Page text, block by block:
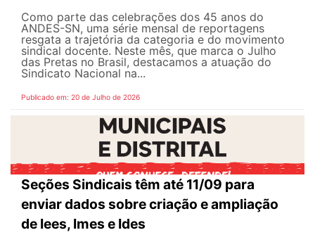
Como parte das celebrações dos 45 anos do
ANDES-SN, uma série mensal de reportagens
resgata a trajetória da categoria e do movimento
sindical docente. Neste mês, que marca o Julho
das Pretas no Brasil, destacamos a atuação do
Sindicato Nacional na...
Publicado em: 20 de Julho de 2026
Seções Sindicais têm até 11/09 para
enviar dados sobre criação e ampliação
de Iees, Imes e Ides